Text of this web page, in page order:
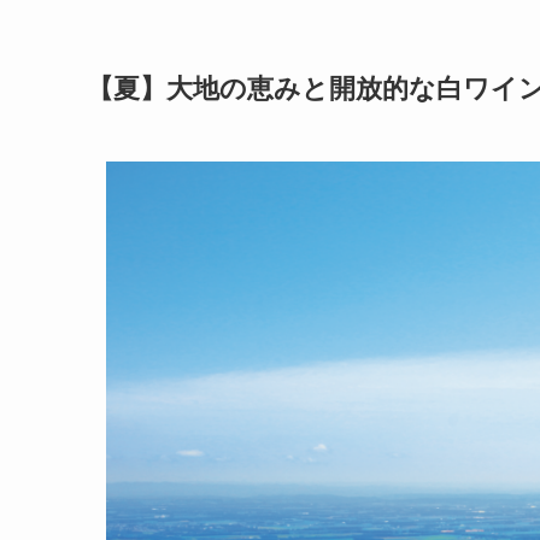
【夏】大地の恵みと開放的な白ワイ